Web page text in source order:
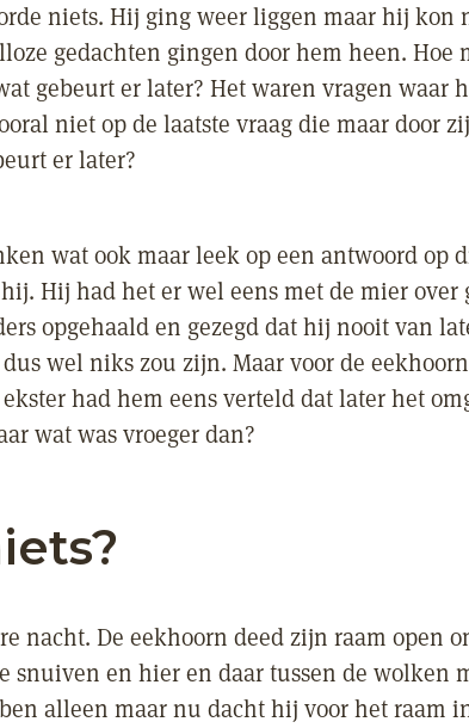
niets. Hij ging weer liggen maar hij kon
gedachten gingen door hem heen. Hoe
gebeurt er later? Het waren vragen waar
niet op de laatste vraag die maar door
er later?
wat ook maar leek op een antwoord op
Hij had het er wel eens met de mier over
opgehaald en gezegd dat hij nooit van
wel niks zou zijn. Maar voor de
had hem eens verteld dat later het
wat was vroeger dan?
nacht. De eekhoorn deed zijn raam open
snuiven en hier en daar tussen de wolken
alleen maar nu dacht hij voor het raam